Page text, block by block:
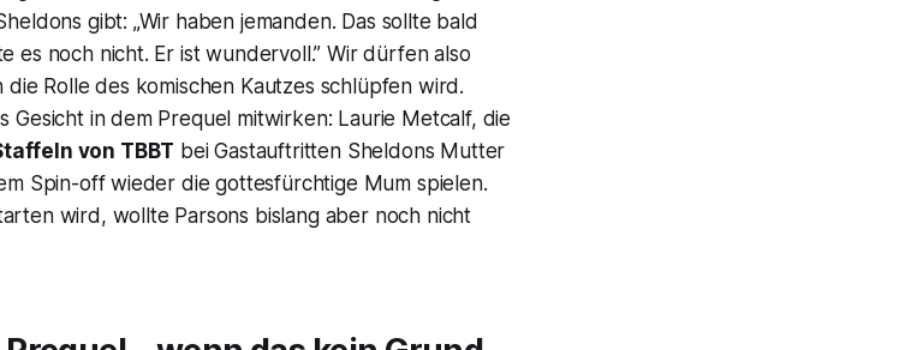
gibt: „Wir haben jemanden. Das sollte bald
noch nicht. Er ist wundervoll.” Wir dürfen also
Rolle des komischen Kautzes schlüpfen wird.
in dem Prequel mitwirken: Laurie Metcalf, die
von TBBT bei Gastauftritten Sheldons Mutter
Spin-off wieder die gottesfürchtige Mum spielen.
wird, wollte Parsons bislang aber noch nicht